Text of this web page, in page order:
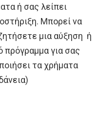
ή σας λείπει
Μπορεί να
μια αύξηση ή
πρόγραμμα για σας
τα χρήματα